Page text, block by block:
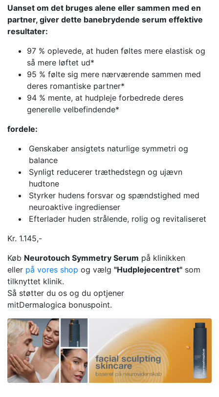
Uanset om det bruges alene eller sammen med en
partner, giver dette banebrydende serum effektive
resultater:
97 % oplevede, at huden føltes mere elastisk og
så mere løftet ud*
95 % følte sig mere nærværende sammen med
deres romantiske partner*
94 % mente, at hudpleje forbedrede deres
generelle velbefindende*
fordele:
Genskaber ansigtets naturlige symmetri og
balance
Synligt reducerer træthedstegn og ujævn
hudtone
Styrker hudens forsvar og spændstighed med
neuroaktive ingredienser
Efterlader huden strålende, rolig og revitaliseret
Kr. 1.145,-
Køb Neurotouch Symmetry Serum​ på klinikken
eller på vores shop og vælg "Hudplejecentret" som
tilknyttet klinik.
Så støtter du os og du optjener
mitDermalogica bonuspoint.